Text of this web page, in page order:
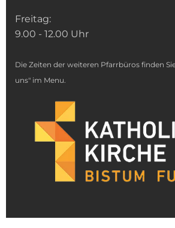
Freitag:
9.00 - 12.00 Uhr
Die Zeiten der weiteren Pfarrbüros finden
uns" im Menu.